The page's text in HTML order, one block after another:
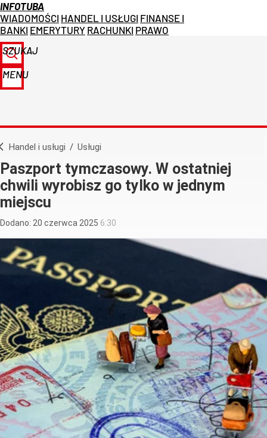
INFOTUBA
WIADOMOŚCI HANDEL I USŁUGI FINANSE I
BANKI EMERYTURY RACHUNKI PRAWO
SZUKAJ
MENU
Handel i usługi / Usługi
Paszport tymczasowy. W ostatniej
chwili wyrobisz go tylko w jednym
miejscu
Dodano: 20 czerwca 2025 6:30